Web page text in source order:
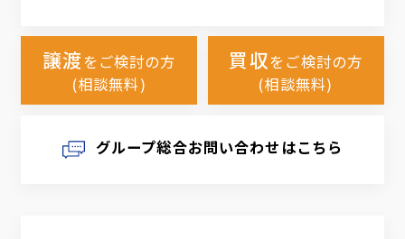
譲渡をご検討の方
(相談無料)
買収をご検討の方
(相談無料)
グループ総合お問い合わせはこちら